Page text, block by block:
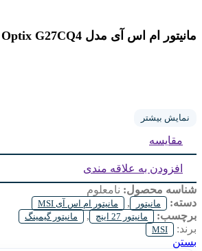
مانیتور ام اس آی مدل Optix G27CQ4 سایز 27 اینچ
نمایش بیشتر
مقایسه
افزودن به علاقه مندی
شناسه محصول: نامعلوم
دسته:
مانیتور , مانیتور ام اس آی MSI
برچسب: مانیتور 27 اینچ , مانیتور گیمینگ
برند: MSI
بستن